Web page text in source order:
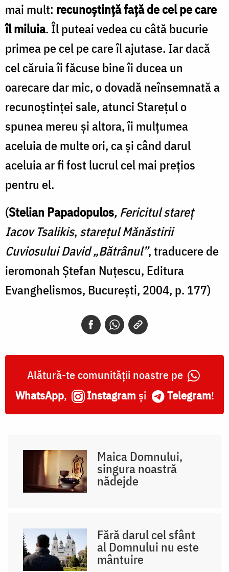
mai mult: recunoștință față de cel pe care
îl miluia. Îl puteai vedea cu câtă bucurie
primea pe cel pe care îl ajutase. Iar dacă
cel căruia îi făcuse bine îi ducea un
oarecare dar mic, o dovadă neînsemnată a
recunoștinței sale, atunci Starețul o
spunea mereu și altora, îi mulțumea
aceluia de multe ori, ca și când darul
aceluia ar fi fost lucrul cel mai prețios
pentru el.
(Stelian Papadopulos, Fericitul stareț
Iacov Tsalikis, starețul Mănăstirii
Cuviosului David „Bătrânul”, traducere de
ieromonah Ștefan Nuțescu, Editura
Evanghelismos, București, 2004, p. 177)
Alătură-te comunității noastre pe
WhatsApp, Instagram și Telegram!
Maica Domnului,
singura noastră
nădejde
Fără darul cel sfânt
al Domnului nu este
mântuire